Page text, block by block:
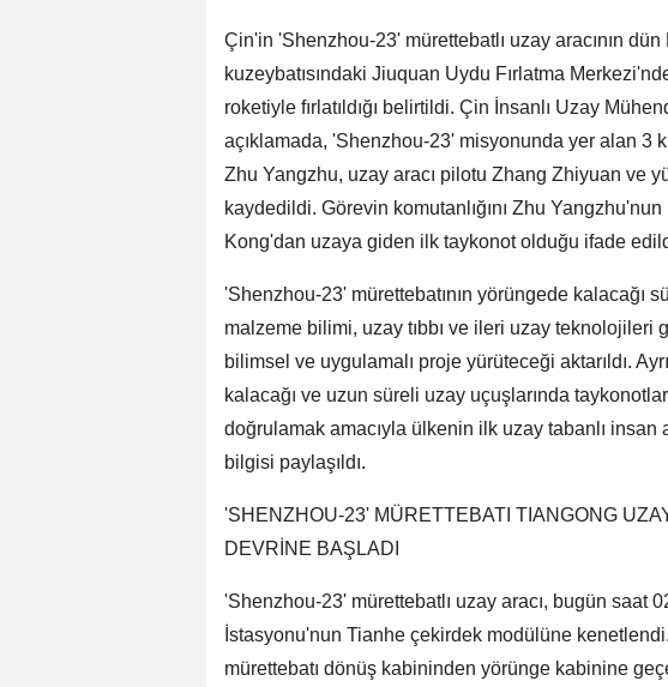
Çin'in 'Shenzhou-23' mürettebatlı uzay aracının
kuzeybatısındaki Jiuquan Uydu Fırlatma
roketiyle fırlatıldığı belirtildi. Çin İnsanlı Uzay
açıklamada, 'Shenzhou-23' misyonunda yer alan 3
Zhu Yangzhu, uzay aracı pilotu Zhang Zhiyuan ve
kaydedildi. Görevin komutanlığını Zhu
Kong'dan uzaya giden ilk taykonot olduğu ifade
'Shenzhou-23' mürettebatının yörüngede kalacağı
malzeme bilimi, uzay tıbbı ve ileri uzay
bilimsel ve uygulamalı proje yürüteceği aktarıldı.
kalacağı ve uzun süreli uzay uçuşlarında
doğrulamak amacıyla ülkenin ilk uzay tabanlı insan
bilgisi paylaşıldı.
'SHENZHOU-23' MÜRETTEBATI TIANGONG
DEVRİNE BAŞLADI
'Shenzhou-23' mürettebatlı uzay aracı, bugün saat
İstasyonu'nun Tianhe çekirdek modülüne
mürettebatı dönüş kabininden yörünge kabinine